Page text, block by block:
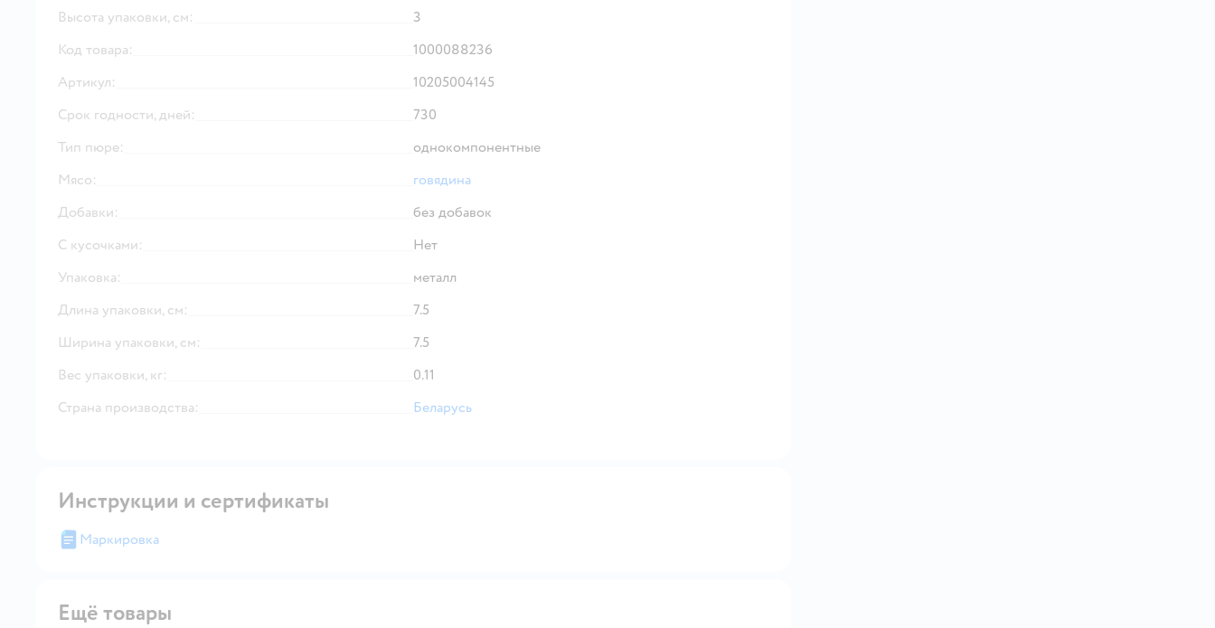
Высота упаковки, см:
3
Код товара:
1000088236
Артикул:
10205004145
Срок годности, дней:
730
Тип пюре:
однокомпонентные
Мясо:
говядина
Добавки:
без добавок
С кусочками:
Нет
Упаковка:
металл
Длина упаковки, см:
7.5
Ширина упаковки, см:
7.5
Вес упаковки, кг:
0.11
Страна производства:
Беларусь
Инструкции и сертификаты
Маркировка
Ещё товары